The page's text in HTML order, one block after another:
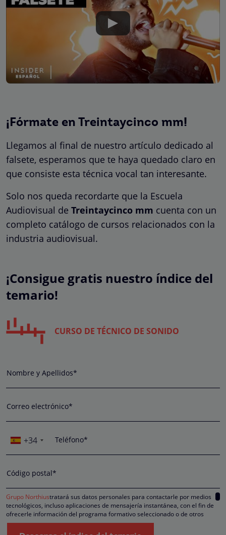
¡Fórmate en Treintaycinco mm!
Llegamos al final de nuestro artículo dedicado al
falsete, esperamos que te haya quedado claro en
que consiste esta técnica vocal tan interesante.
Solo nos queda recordarte que la Escuela
Audiovisual de Treintaycinco mm cuenta con un
completo catálogo de cursos relacionados con la
industria audiovisual.
¡Consigue gratis nuestro índice del
temario!
CURSO DE TÉCNICO DE SONIDO
Nombre y Apellidos*
Correo electrónico*
+34 Teléfono*
Código postal*
Grupo Northiustratará sus datos personales para contactarle por medios
tecnológicos, incluso aplicaciones de mensajería instantánea, con el fin de
ofrecerle información del programa formativo seleccionado o de otros
directamente relacionados con el interés manifestado y, en su caso, para
tramitar la contratación correspondiente. Compartiremos su solicitud con las